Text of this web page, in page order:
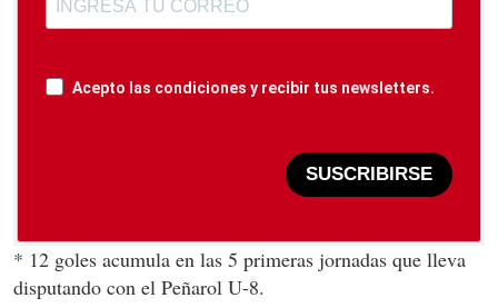
Acepto las condiciones y recibir tus newsletters.
SUSCRIBIRSE
* 12 goles acumula en las 5 primeras jornadas que lleva
disputando con el Peñarol U-8.